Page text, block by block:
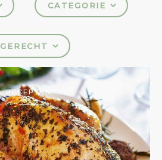
CATEGORIE
GERECHT
RECEPTEN